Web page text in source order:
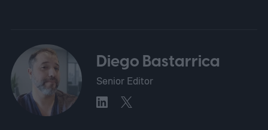
Diego Bastarrica
Senior Editor